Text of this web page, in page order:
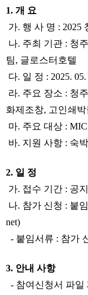
1. 개 요
가. 행 사 명 : 2025
나. 주최 기관 : 청
팀, 글로스터호텔
다. 일 정 : 2025.
라. 주요 장소 : 청
화제조창, 고인쇄
마. 주요 대상 :
바. 지원 사항 : 숙
2. 일 정
가. 접수 기간 : 공
나. 참가 신청 : 붙
net)
- 붙임서류 : 참가
3. 안내 사항
- 참여신청서 파일